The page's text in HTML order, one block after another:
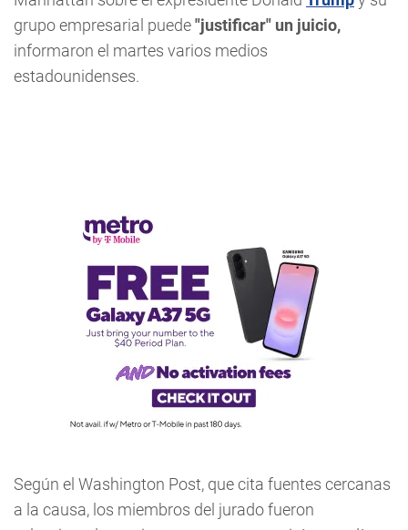
grupo empresarial puede"justificar" un juicio,
informaron el martes varios medios
estadounidenses.
Según el Washington Post, que cita fuentes cercanas
a la causa, los miembros del jurado fueron